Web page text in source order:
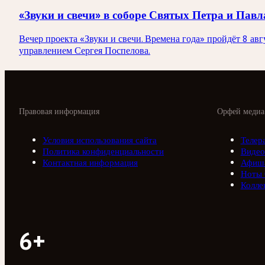
«Звуки и свечи» в соборе Святых Петра и
Вечер проекта «Звуки и свечи. Времена года» пройдёт 8
управлением Сергея Поспелова.
Орфей медиа
Ноты
Правовая информация
Условия использования сайта
Политика конфиденциальности
Контактная информация
6+